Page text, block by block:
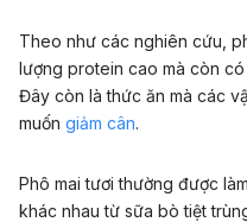
Theo như các nghiên cứu,
lượng protein cao mà còn
Đây còn là thức ăn mà các
muốn giảm cân.
Phô mai tươi thường được
khác nhau từ sữa bò tiệt